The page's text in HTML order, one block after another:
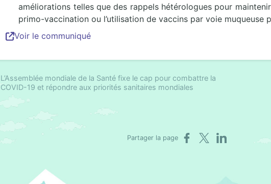
améliorations telles que des rappels hétérologues pour
primo-vaccination ou l’utilisation de vaccins par voie
Voir le communiqué
L’Assemblée mondiale de la Santé fixe le cap pour combattre la
COVID-19 et répondre aux priorités sanitaires mondiales
Partager la page Partager sur Facebook
Partager sur X
Partager sur